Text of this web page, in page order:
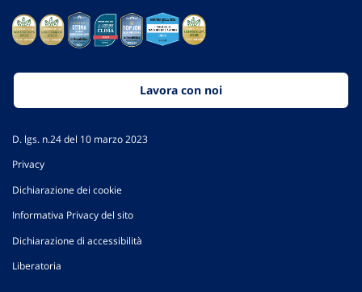
Lavora con noi
D. lgs. n.24 del 10 marzo 2023
Privacy
Dichiarazione dei cookie
Informativa Privacy del sito
Dichiarazione di accessibilità
Liberatoria